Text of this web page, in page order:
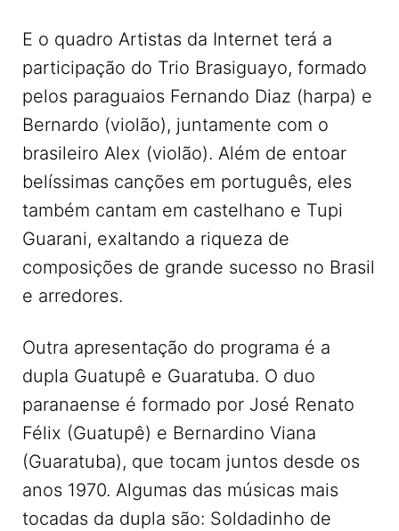
E o quadro Artistas da Internet terá a
participação do Trio Brasiguayo, formado
pelos paraguaios Fernando Diaz (harpa) e
Bernardo (violão), juntamente com o
brasileiro Alex (violão). Além de entoar
belíssimas canções em português, eles
também cantam em castelhano e Tupi
Guarani, exaltando a riqueza de
composições de grande sucesso no Brasil
e arredores.
Outra apresentação do programa é a
dupla Guatupê e Guaratuba. O duo
paranaense é formado por José Renato
Félix (Guatupê) e Bernardino Viana
(Guaratuba), que tocam juntos desde os
anos 1970. Algumas das músicas mais
tocadas da dupla são: Soldadinho de